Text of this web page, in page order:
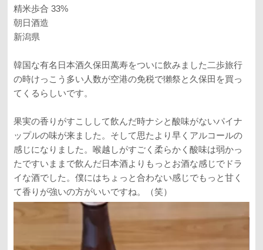
精米歩合 33%
朝日酒造
新潟県
韓国な有名日本酒久保田萬寿をついに飲みました二歩旅行
の時けっこう多い人数が空港の免税で獺祭と久保田を買っ
てくるらしいです。
果実の香りがすこしして飲んだ時ナシと酸味がないパイナ
ップルの味が来ました。そして思たより早くアルコールの
感じになりました。喉越しがすごく柔らかく酸味は弱かっ
たですいままで飲んだ日本酒よりもっとお酒な感じでドラ
イな酒でした。僕にはちょっと合わない感じでもっと甘く
て香りが強いの方がいいですね。（笑）